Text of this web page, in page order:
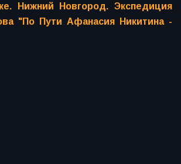
Нижний Новгород. Экспедиция
"По Пути Афанасия Никитина -